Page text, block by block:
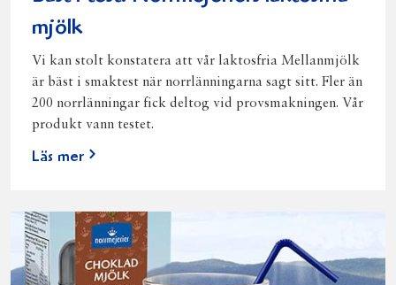
mjölk
Vi kan stolt konstatera att vår laktosfria Mellanmjölk
är bäst i smaktest när norrlänningarna sagt sitt. Fler än
200 norrlänningar fick deltog vid provsmakningen. Vår
produkt vann testet.
Läs mer